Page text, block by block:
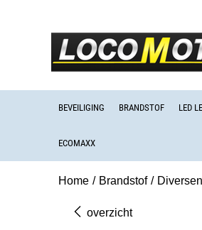
BEVEILIGING BRANDSTOF LED
ECOMAXX
Home / Brandstof / Diversen
overzicht